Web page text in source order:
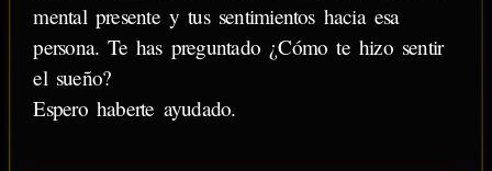
mental presente y tus sentimientos hacia esa
persona. Te has preguntado ¿Cómo te hizo sentir
el sueño?
Espero haberte ayudado.